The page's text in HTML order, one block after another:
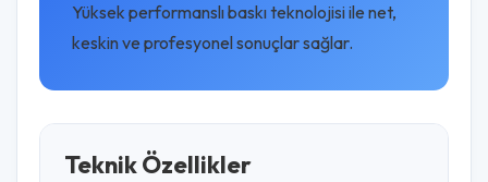
Yüksek performanslı baskı teknolojisi ile net,
keskin ve profesyonel sonuçlar sağlar.
Teknik Özellikler